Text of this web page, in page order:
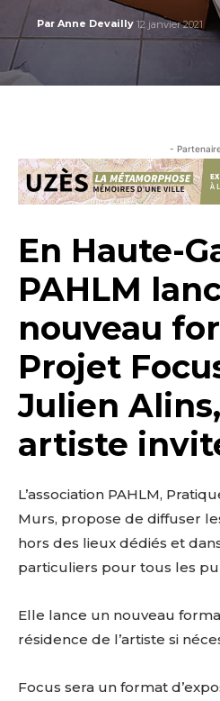
Par Anne Devailly 12 janvier 2021
-
En Haute-
PAHLM
nouveau
Projet
Julien
artiste
L’association PAHLM,
Murs, propose de diffuser
hors des lieux dédiés et
particuliers pour tous les
Elle lance un nouveau
résidence de l’artiste si
Focus sera un format